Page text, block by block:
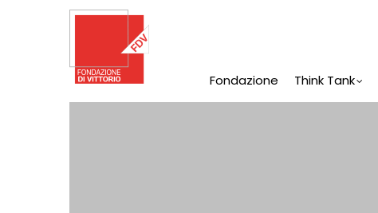
Main
Fondazione Think Tank